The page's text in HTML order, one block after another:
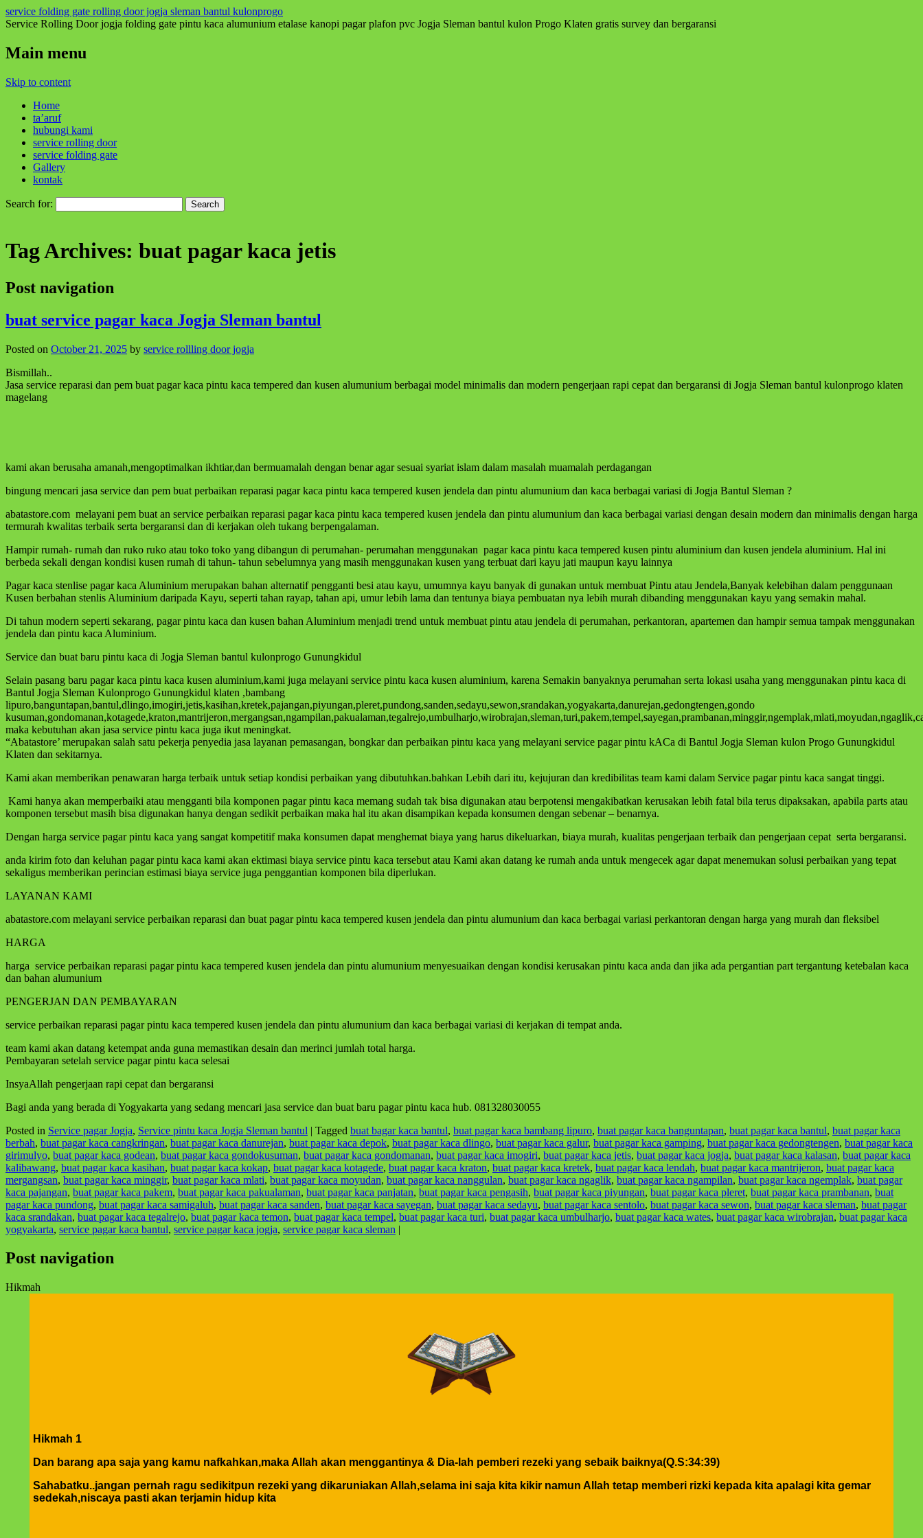
service folding gate rolling door jogja sleman bantul kulonprogo
Service Rolling Door jogja folding gate pintu kaca alumunium etalase kanopi pagar plafon pvc Jogja Sleman bantul kulon Progo Klaten gratis survey dan bergaransi
Main menu
Skip to content
Home
ta’aruf
hubungi kami
service rolling door
service folding gate
Gallery
kontak
Search for:
Tag Archives: buat pagar kaca jetis
Post navigation
buat service pagar kaca Jogja Sleman bantul
Posted on October 21, 2025 by service rollling door jogja
Bismillah..
Jasa service reparasi dan pem buat pagar kaca pintu kaca tempered dan kusen alumunium berbagai model minimalis dan modern pengerjaan rapi cepat dan bergaransi di Jogja Sleman bantul kulonprogo klaten
magelang
kami akan berusaha amanah,mengoptimalkan ikhtiar,dan bermuamalah dengan benar agar sesuai syariat islam dalam masalah muamalah perdagangan
bingung mencari jasa service dan pem buat perbaikan reparasi pagar kaca pintu kaca tempered kusen jendela dan pintu alumunium dan kaca berbagai variasi di Jogja Bantul Sleman ?
abatastore.com melayani pem buat an service perbaikan reparasi pagar kaca pintu kaca tempered kusen jendela dan pintu alumunium dan kaca berbagai variasi dengan desain modern dan minimalis dengan harga
termurah kwalitas terbaik serta bergaransi dan di kerjakan oleh tukang berpengalaman.
Hampir rumah- rumah dan ruko ruko atau toko toko yang dibangun di perumahan- perumahan menggunakan pagar kaca pintu kaca tempered kusen pintu aluminium dan kusen jendela aluminium. Hal ini
berbeda sekali dengan kondisi kusen rumah di tahun- tahun sebelumnya yang masih menggunakan kusen yang terbuat dari kayu jati maupun kayu lainnya
Pagar kaca stenlise pagar kaca Aluminium merupakan bahan alternatif pengganti besi atau kayu, umumnya kayu banyak di gunakan untuk membuat Pintu atau Jendela,Banyak kelebihan dalam penggunaan
Kusen berbahan stenlis Aluminium daripada Kayu, seperti tahan rayap, tahan api, umur lebih lama dan tentunya biaya pembuatan nya lebih murah dibanding menggunakan kayu yang semakin mahal.
Di tahun modern seperti sekarang, pagar pintu kaca dan kusen bahan Aluminium menjadi trend untuk membuat pintu atau jendela di perumahan, perkantoran, apartemen dan hampir semua tampak menggunakan
jendela dan pintu kaca Aluminium.
Service dan buat baru pintu kaca di Jogja Sleman bantul kulonprogo Gunungkidul
Selain pasang baru pagar kaca pintu kaca kusen aluminium,kami juga melayani service pintu kaca kusen aluminium, karena Semakin banyaknya perumahan serta lokasi usaha yang menggunakan pintu kaca di
Bantul Jogja Sleman Kulonprogo Gunungkidul klaten ,bambang
lipuro,banguntapan,bantul,dlingo,imogiri,jetis,kasihan,kretek,pajangan,piyungan,pleret,pundong,sanden,sedayu,sewon,srandakan,yogyakarta,danurejan,gedongtengen,gondo
maka kebutuhan akan jasa service pintu kaca juga ikut meningkat.
“Abatastore’ merupakan salah satu pekerja penyedia jasa layanan pemasangan, bongkar dan perbaikan pintu kaca yang melayani service pagar pintu kACa di Bantul Jogja Sleman kulon Progo Gunungkidul
Klaten dan sekitarnya.
Kami akan memberikan penawaran harga terbaik untuk setiap kondisi perbaikan yang dibutuhkan.bahkan Lebih dari itu, kejujuran dan kredibilitas team kami dalam Service pagar pintu kaca sangat tinggi.
Kami hanya akan memperbaiki atau mengganti bila komponen pagar pintu kaca memang sudah tak bisa digunakan atau berpotensi mengakibatkan kerusakan lebih fatal bila terus dipaksakan, apabila parts atau
komponen tersebut masih bisa digunakan hanya dengan sedikit perbaikan maka hal itu akan disampikan kepada konsumen dengan sebenar – benarnya.
Dengan harga service pagar pintu kaca yang sangat kompetitif maka konsumen dapat menghemat biaya yang harus dikeluarkan, biaya murah, kualitas pengerjaan terbaik dan pengerjaan cepat serta bergaransi.
anda kirim foto dan keluhan pagar pintu kaca kami akan ektimasi biaya service pintu kaca tersebut atau Kami akan datang ke rumah anda untuk mengecek agar dapat menemukan solusi perbaikan yang tepat
sekaligus memberikan perincian estimasi biaya service juga penggantian komponen bila diperlukan.
LAYANAN KAMI
abatastore.com melayani service perbaikan reparasi dan buat pagar pintu kaca tempered kusen jendela dan pintu alumunium dan kaca berbagai variasi perkantoran dengan harga yang murah dan fleksibel
HARGA
harga service perbaikan reparasi pagar pintu kaca tempered kusen jendela dan pintu alumunium menyesuaikan dengan kondisi kerusakan pintu kaca anda dan jika ada pergantian part tergantung ketebalan kaca
dan bahan alumunium
PENGERJAN DAN PEMBAYARAN
service perbaikan reparasi pagar pintu kaca tempered kusen jendela dan pintu alumunium dan kaca berbagai variasi di kerjakan di tempat anda.
team kami akan datang ketempat anda guna memastikan desain dan merinci jumlah total harga.
Pembayaran setelah service pagar pintu kaca selesai
InsyaAllah pengerjaan rapi cepat dan bergaransi
Bagi anda yang berada di Yogyakarta yang sedang mencari jasa service dan buat baru pagar pintu kaca hub. 081328030055
Posted in Service pagar Jogja, Service pintu kaca Jogja Sleman bantul | Tagged buat bagar kaca bantul, buat pagar kaca bambang lipuro, buat pagar kaca banguntapan, buat pagar kaca bantul, buat pagar kaca
berbah, buat pagar kaca cangkringan, buat pagar kaca danurejan, buat pagar kaca depok, buat pagar kaca dlingo, buat pagar kaca galur, buat pagar kaca gamping, buat pagar kaca gedongtengen, buat pagar kaca
girimulyo, buat pagar kaca godean, buat pagar kaca gondokusuman, buat pagar kaca gondomanan, buat pagar kaca imogiri, buat pagar kaca jetis, buat pagar kaca jogja, buat pagar kaca kalasan, buat pagar kaca
kalibawang, buat pagar kaca kasihan, buat pagar kaca kokap, buat pagar kaca kotagede, buat pagar kaca kraton, buat pagar kaca kretek, buat pagar kaca lendah, buat pagar kaca mantrijeron, buat pagar kaca
mergangsan, buat pagar kaca minggir, buat pagar kaca mlati, buat pagar kaca moyudan, buat pagar kaca nanggulan, buat pagar kaca ngaglik, buat pagar kaca ngampilan, buat pagar kaca ngemplak, buat pagar
kaca pajangan, buat pagar kaca pakem, buat pagar kaca pakualaman, buat pagar kaca panjatan, buat pagar kaca pengasih, buat pagar kaca piyungan, buat pagar kaca pleret, buat pagar kaca prambanan, buat
pagar kaca pundong, buat pagar kaca samigaluh, buat pagar kaca sanden, buat pagar kaca sayegan, buat pagar kaca sedayu, buat pagar kaca sentolo, buat pagar kaca sewon, buat pagar kaca sleman, buat pagar
kaca srandakan, buat pagar kaca tegalrejo, buat pagar kaca temon, buat pagar kaca tempel, buat pagar kaca turi, buat pagar kaca umbulharjo, buat pagar kaca wates, buat pagar kaca wirobrajan, buat pagar kaca
yogyakarta, service pagar kaca bantul, service pagar kaca jogja, service pagar kaca sleman |
Post navigation
Hikmah
Hikmah 1
Dan barang apa saja yang kamu nafkahkan,maka Allah akan menggantinya & Dia-lah pemberi rezeki yang sebaik baiknya(Q.S:34:39)
Sahabatku..jangan pernah ragu sedikitpun rezeki yang dikaruniakan Allah,selama ini saja kita kikir namun Allah tetap memberi rizki kepada kita apalagi kita gemar
sedekah,niscaya pasti akan terjamin hidup kita